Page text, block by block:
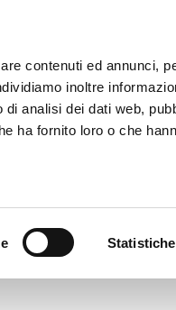
contenuti ed annunci,
inoltre
analisi dei dati web,
ha fornito loro o che
Statistiche
CATALOGO